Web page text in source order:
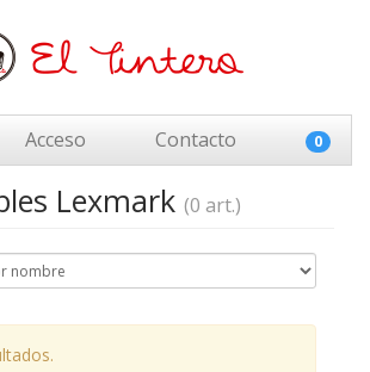
Acceso Contacto 0
Lexmark (0 art.)